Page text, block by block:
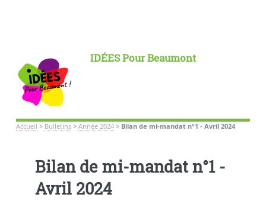
IDÉES Pour Beaumont
Accueil > Bulletins> Année 2024> Bilan de mi-mandat n°1 - Avril 2024
Bilan de mi-mandat n°1 -
Avril 2024